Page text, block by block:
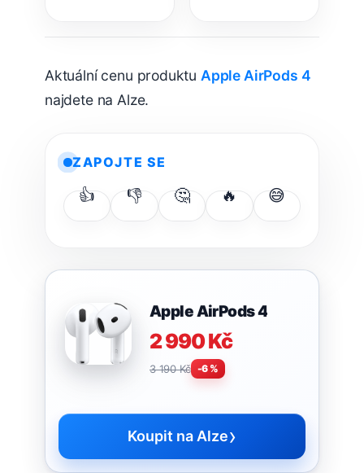
Aktuální cenu produktu Apple AirPods 4
najdete na Alze.
ZAPOJTE SE
👍 👎 🤔 🔥 😅
Apple AirPods 4
2 990 Kč
3 190 Kč -6 %
Koupit na Alze›